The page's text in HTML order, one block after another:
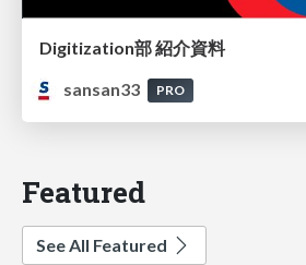
Digitization部 紹介資料
sansan33
PRO
Featured
See All Featured